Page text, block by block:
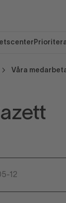
Våra
12